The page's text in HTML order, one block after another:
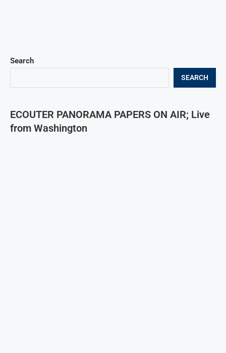
Search
SEARCH
ECOUTER PANORAMA PAPERS ON AIR; Live
from Washington